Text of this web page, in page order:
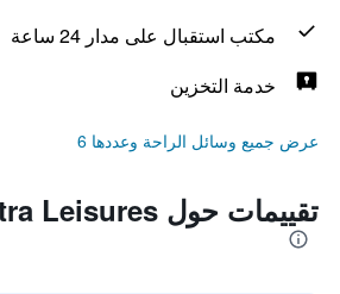
مكتب استقبال على مدار 24 ساعة
خدمة التخزين
عرض جميع وسائل الراحة وعددها 6
تقييمات حول Treebo Yantra Leisures